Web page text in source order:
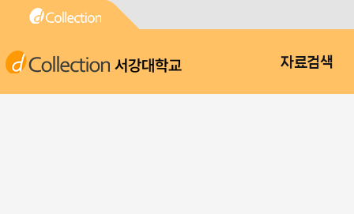
서강대학교 자료검색